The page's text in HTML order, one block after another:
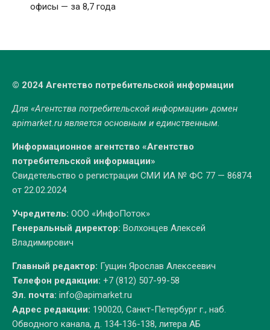
офисы — за 8,7 года
© 2024 Агентство потребительской информации
Для «Агентства потребительской информации» домен
apimarket.ruявляется основным и единственным.
Информационное агентство «Агентство
потребительской информации»
Свидетельство о регистрации СМИ ИА № ФС 77 — 86874
от 22.02.2024
Учредитель: ООО «ИнфоПоток»
Генеральный директор: Волхонцев Алексей
Владимирович
Главный редактор: Гущин Ярослав Алексеевич
Телефон редакции: +7 (812) 507-99-58
Эл. почта: info@apimarket.ru
Адрес редакции: 190020, Санкт-Петербург г., наб.
Обводного канала, д. 134-136-138, литера АБ